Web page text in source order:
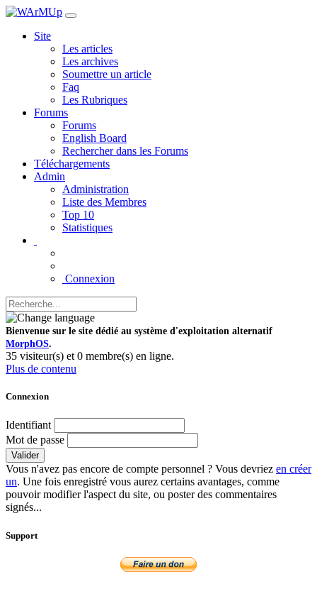
Site
Les articles
Les archives
Soumettre un article
Faq
Les Rubriques
Forums
Forums
English Board
Rechercher dans les Forums
Téléchargements
Admin
Administration
Liste des Membres
Top 10
Statistiques
Connexion
Bienvenue sur le site dédié au système d'exploitation alternatif
MorphOS.
35 visiteur(s) et 0 membre(s) en ligne.
Plus de contenu
Connexion
Identifiant
Mot de passe
Valider
Vous n'avez pas encore de compte personnel ? Vous devriez en créer
un. Une fois enregistré vous aurez certains avantages, comme
pouvoir modifier l'aspect du site, ou poster des commentaires
signés...
Support